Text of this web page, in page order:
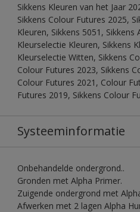
Sikkens Kleuren van het Jaar
Sikkens Colour Futures 2025,
Kleuren, Sikkens 5051, Sikkens
Kleurselectie Kleuren, Sikkens
Kleurselectie Witten, Sikkens
Colour Futures 2023, Sikkens
Colour Futures 2021, Colour
Futures 2019, Sikkens Colour
Systeeminformatie
Onbehandelde ondergrond..
Gronden met Alpha Primer.
Zuigende ondergrond met
Afwerken met 2 lagen Alpha